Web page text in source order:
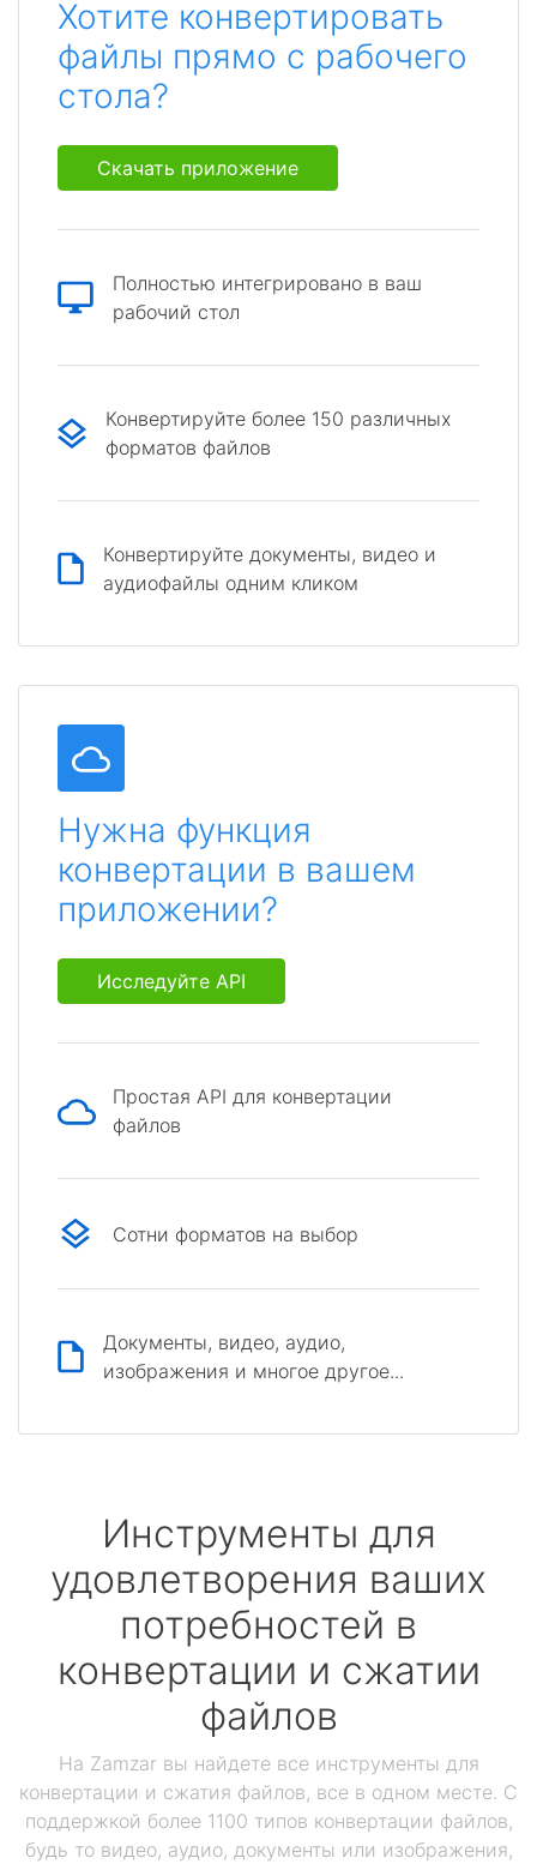
Хотите конвертировать
файлы прямо с рабочего
стола?
Скачать приложение
Полностью интегрировано в ваш
рабочий стол
Конвертируйте более 150 различных
форматов файлов
Конвертируйте документы, видео и
аудиофайлы одним кликом
Нужна функция
конвертации в вашем
приложении?
Исследуйте API
Простая API для конвертации
файлов
Сотни форматов на выбор
Документы, видео, аудио,
изображения и многое другое...
Инструменты для
удовлетворения ваших
потребностей в
конвертации и сжатии
файлов
На Zamzar вы найдете все инструменты для
конвертации и сжатия файлов, все в одном месте. С
поддержкой более 1100 типов конвертации файлов,
будь то видео, аудио, документы или изображения,